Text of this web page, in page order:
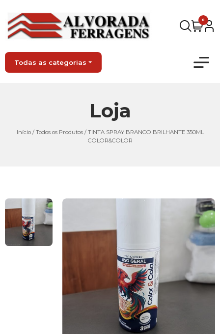
0
Todas as categorias
Loja
Início/ Todos os Produtos/ TINTA SPRAY BRANCO BRILHANTE 350ML
COLOR&COLOR